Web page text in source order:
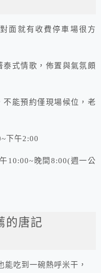
面就有收費停車場很方
式情歌，佈置與氣氛頗
不能預約僅現場候位，老
下午2:00
10:00~晚間8:00(週一公
的唐記
吃到一碗熱呼米干，